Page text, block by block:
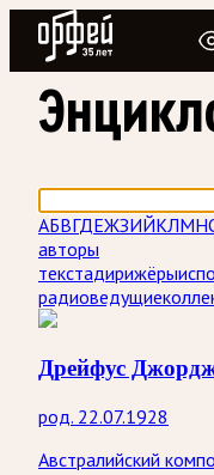
Радио Орфей
АБВГДЕЖЗИЙКЛМН
авторы
текстадирижёры
радиоведущие
Дрейфус
род. 22.07.1928
Австралийский